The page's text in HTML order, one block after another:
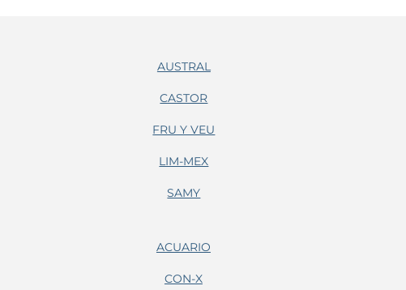
AUSTRAL
CASTOR
FRU Y VEU
LIM-MEX
SAMY
ACUARIO
CON-X